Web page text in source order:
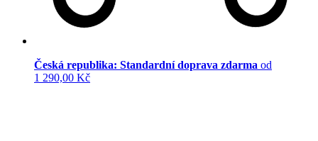
Česká republika: Standardní doprava zdarma od
1 290,00 Kč